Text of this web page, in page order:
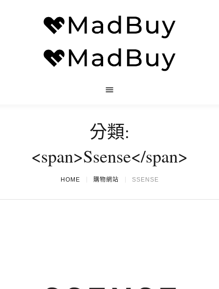
分類:
<span>Ssense</span>
HOME 購物網站 SSENSE